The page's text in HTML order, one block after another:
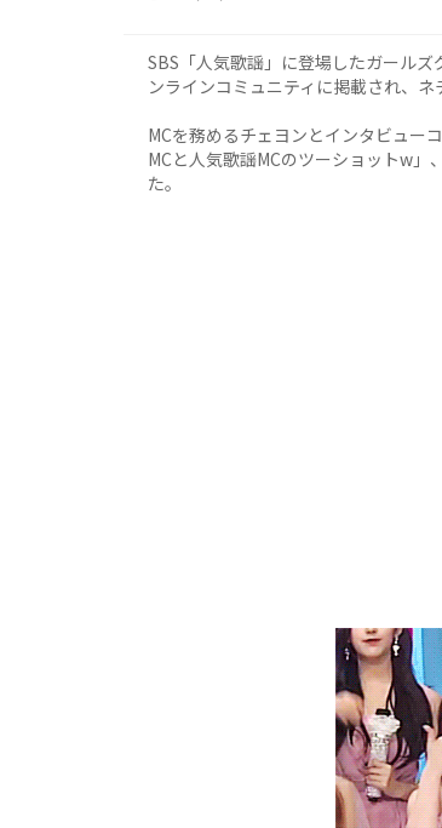
SBS「人気歌謡」に登場したガール
ンラインコミュニティに掲載され、ネ
MCを務めるチェヨンとインタビュー
MCと人気歌謡MCのツーショットw
た。